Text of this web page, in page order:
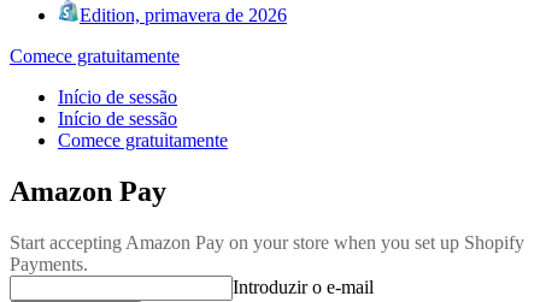
Edition, primavera de 2026
Comece gratuitamente
Início de sessão
Início de sessão
Comece gratuitamente
Amazon Pay
Start accepting Amazon Pay on your store when you set up Shopify
Payments.
Introduzir o e-mail